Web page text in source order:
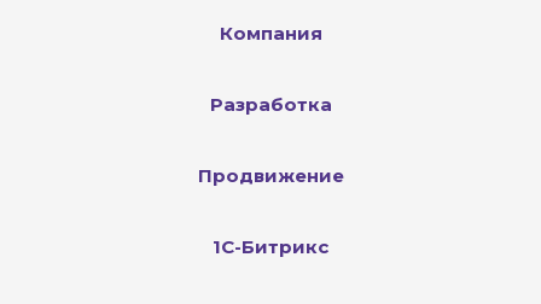
Компания
Разработка
Продвижение
1С-Битрикс